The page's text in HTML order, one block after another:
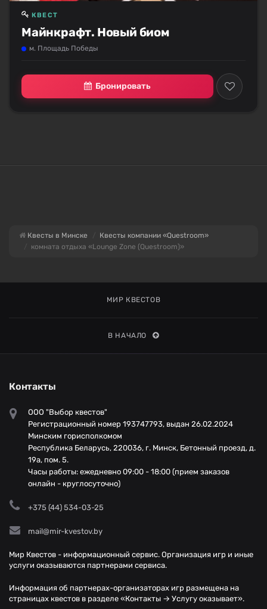
Майнкрафт. Новый биом
КВЕСТ
м. Площадь Победы
Бронировать
Квесты в Минске
Квесты компании «Questroom»
комната отдыха «Lounge Zone (Questroom)»
МИР КВЕСТОВ
В НАЧАЛО
Контакты
ООО "Выбор квестов"
Регистрационный номер 193747793, выдан 26.02.2024
Минским горисполкомом
Республика Беларусь, 220036, г. Минск, Бетонный проезд, д.
19а, пом. 5.
Часы работы: ежедневно 09:00 - 18:00 (прием заказов
онлайн - круглосуточно)
+375 (44) 534-03-25
mail@mir-kvestov.by
Мир Квестов - информационный сервис. Организация игр и иные
услуги оказываются партнерами сервиса.
Информация об партнерах-организаторах игр размещена на
страницах квестов в разделе «Контакты → Услугу оказывает».